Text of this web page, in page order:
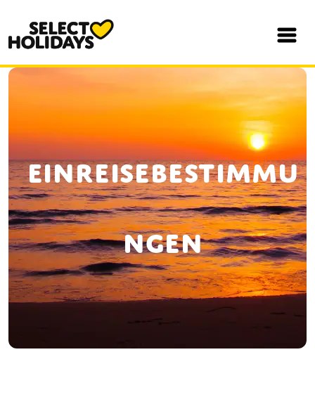
Einreisebestimmu
ngen